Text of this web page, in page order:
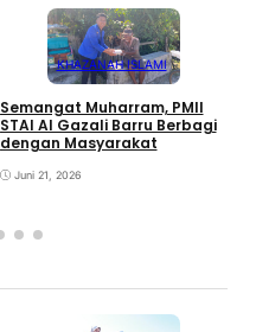
KHAZANAH ISLAMI
Semangat Muharram, PMII
STAI Al Gazali Barru Berbagi
dengan Masyarakat
Juni 21, 2026